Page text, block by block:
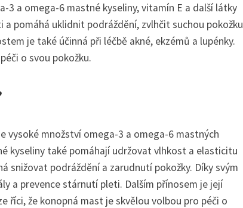
3 a omega-6 mastné kyseliny, vitamín E a další látky
pomáhá uklidnit podráždění, zvlhčit suchou pokožku
je také účinná při léčbě akné, ekzémů a lupénky.
o svou pokožku.
vysoké množství omega-3 a omega-6 mastných
kyseliny také pomáhají udržovat vlhkost a elasticitu
snižovat podráždění a zarudnutí pokožky. Díky svým
a prevence stárnutí pleti. Dalším přínosem je její
říci, že konopná mast je skvělou volbou pro péči o